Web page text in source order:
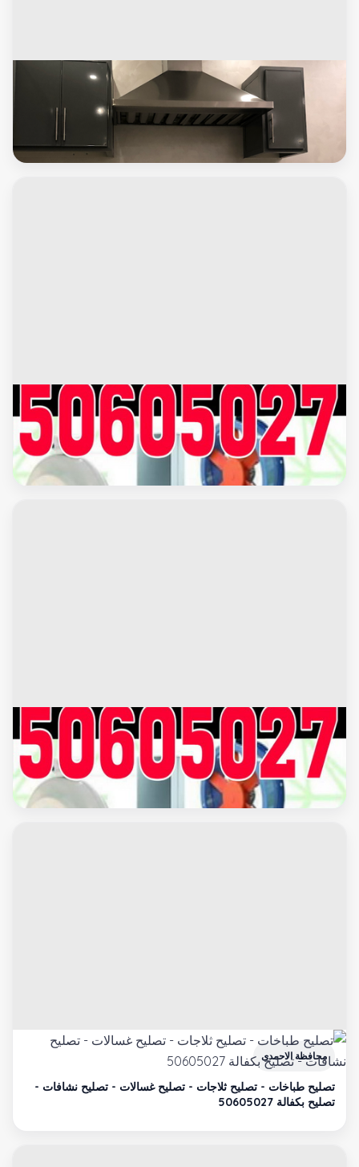
محافظة الفروانية
تركيب مداخن - فنى مداخن - اتصل 66562306 - مداخن مطابخ -
شفاط مداخن - تصليح مداخن - تنظيف مداخن - شفاطات مداخن -
مداخن - تركيب شفاطات - تفصيل مداخن - تهوية مداخن
محافظة الجهراء
تركيب شفاطات - شفاط - شفاط مطبخ - شفاط حمام - شفاطات
مداخن - تركيب شفاط - فنى شفاطات - 50605027 بالكويت
محافظة مبارك الكبير
تركيب شفاطات - شفاط - شفاط مطبخ - شفاط حمام - شفاطات
مداخن - تركيب شفاط - فنى شفاطات - 50605027 بالكويت
محافظة الاحمدى
تصليح طباخات - تصليح ثلاجات - تصليح غسالات - تصليح نشافات -
تصليح بكفالة 50605027